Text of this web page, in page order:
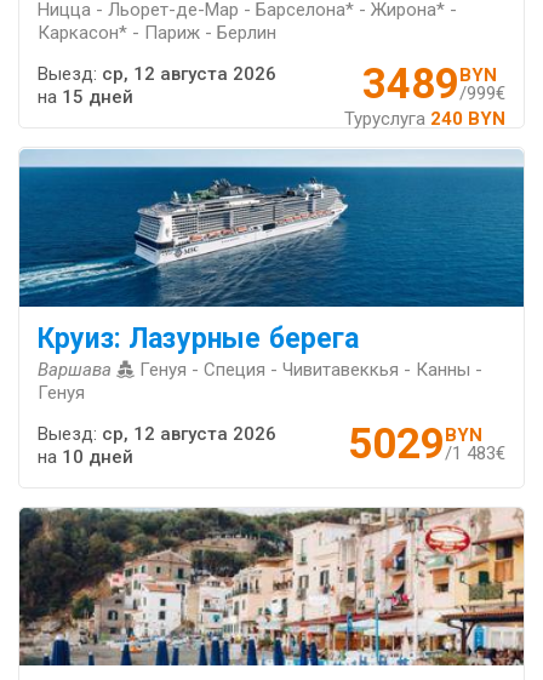
Ницца - Льорет-де-Мар - Барселона* - Жирона* -
Каркасон* - Париж - Берлин
3489BYN
/999€
Туруслуга 240 BYN
Выезд: ср, 12 августа 2026
на 15 дней
Круиз: Лазурные берега
Варшава
Генуя - Специя - Чивитавеккья - Канны -
Генуя
5029BYN
/1 483€
Выезд: ср, 12 августа 2026
на 10 дней